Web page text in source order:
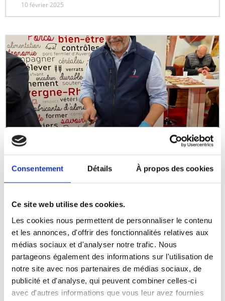
Consentement Détails À propos des cookies
Ce site web utilise des cookies.
Les cookies nous permettent de personnaliser le contenu
et les annonces, d'offrir des fonctionnalités relatives aux
médias sociaux et d'analyser notre trafic. Nous
partageons également des informations sur l'utilisation de
notre site avec nos partenaires de médias sociaux, de
publicité et d'analyse, qui peuvent combiner celles-ci
avec d'autres informations que vous leur avez fournies
10 février 2025
La filière porcine de
montagne bien présente au
Sommet 2024.
Les montagnards d’Origine Montagne étaient
bien présents lors du dernier SOMMET DE
L’ÉLEVAGE. Une bonne occasion de discuter,
échanger des nouvelles et des points de vue
sur l’évolution de notre